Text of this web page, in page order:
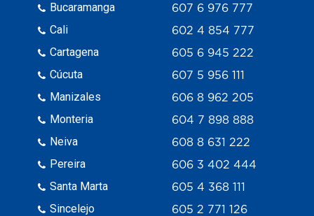
Bucaramanga
Cali
Cartagena
Cúcuta
Manizales
Monteria
Neiva
Pereira
Santa Marta
Sincelejo
607 6 976 777
602 4 854 777
605 6 945 222
607 5 956 111
606 8 962 205
604 7 898 888
608 8 631 222
606 3 402 444
605 4 368 111
605 2 771 126